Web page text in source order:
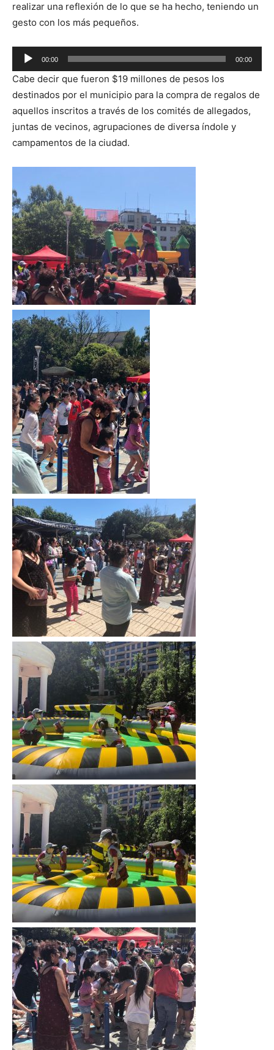
realizar una reflexión de lo que se ha hecho, teniendo un
gesto con los más pequeños.
Reproductor
de
audio
00:00 00:00
Cabe decir que fueron $19 millones de pesos los
destinados por el municipio para la compra de regalos de
aquellos inscritos a través de los comités de allegados,
juntas de vecinos, agrupaciones de diversa índole y
campamentos de la ciudad.